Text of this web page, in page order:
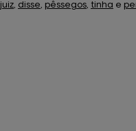
juiz, disse, pêssegos, tinha e